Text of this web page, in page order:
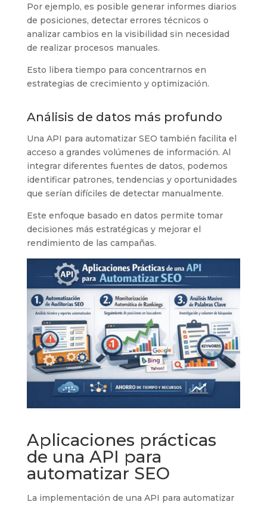
Por ejemplo, es posible generar informes diarios
de posiciones, detectar errores técnicos o
analizar cambios en la visibilidad sin necesidad
de realizar procesos manuales.
Esto libera tiempo para concentrarnos en
estrategias de crecimiento y optimización.
Análisis de datos más profundo
Una API para automatizar SEO también facilita el
acceso a grandes volúmenes de información. Al
integrar diferentes fuentes de datos, podemos
identificar patrones, tendencias y oportunidades
que serían difíciles de detectar manualmente.
Este enfoque basado en datos permite tomar
decisiones más estratégicas y mejorar el
rendimiento de las campañas.
Aplicaciones prácticas
de una API para
automatizar SEO
La implementación de una API para automatizar